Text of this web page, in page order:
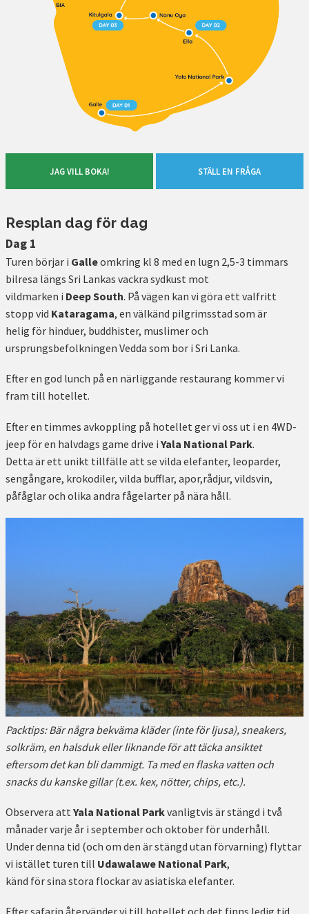
JAG VILL BOKA! STÄLL EN FRÅGA
Resplan dag för dag
Dag 1
Turen börjar i Galleomkring kl 8 med en lugn 2,5-3 timmars
bilresa längs Sri Lankas vackra sydkust mot
vildmarken i Deep South. På vägen kan vi göra ett valfritt
stopp vid Kataragama, en välkänd pilgrimsstad som är
helig för hinduer, buddhister, muslimer och
ursprungsbefolkningen Vedda som bor i Sri Lanka.
Efter en god lunch på en närliggande restaurang kommer vi
fram till hotellet.
Efter en timmes avkoppling på hotellet ger vi oss ut i en 4WD-
jeep för en halvdags game drive i Yala National Park.
Detta är ett unikt tillfälle att se vilda elefanter, leoparder,
sengångare, krokodiler, vilda bufflar, apor,rådjur, vildsvin,
påfåglar och olika andra fågelarter på nära håll.
Packtips: Bär några bekväma kläder (inte för ljusa), sneakers,
solkräm, en halsduk eller liknande för att täcka ansiktet
eftersom det kan bli dammigt. Ta med en flaska vatten och
snacks du kanske gillar (t.ex. kex, nötter, chips, etc.).
Observera att Yala National Parkvanligtvis är stängd i två
månader varje år i september och oktober för underhåll.
Under denna tid (och om den är stängd utan förvarning) flyttar
vi istället turen till Udawalawe National Park,
känd för sina stora flockar av asiatiska elefanter.